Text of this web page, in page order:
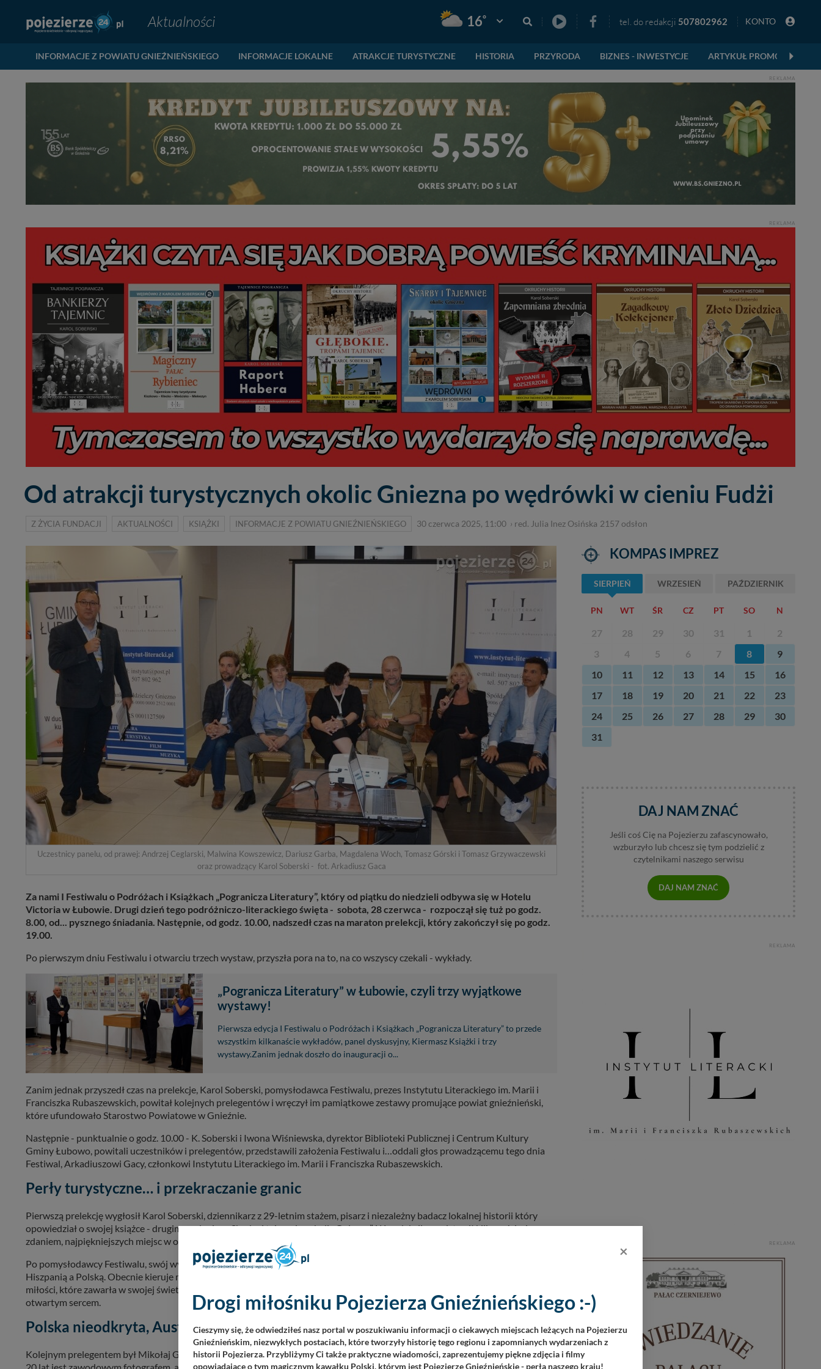
Aktualności 16° Pogoda: Gniezno tel. do redakcji 507802962 KONTO
INFORMACJE Z POWIATU GNIEŹNIEŃSKIEGO INFORMACJE LOKALNE ATRAKCJE TURYSTYCZNE HISTORIA PRZYRODA BIZNES - INWESTYCJE ARTYKUŁ PROMOCYJNY
REKLAMA
REKLAMA
Od atrakcji turystycznych okolic Gniezna po wędrówki w cieniu Fudżi
Z ŻYCIA FUNDACJI AKTUALNOŚCI KSIĄŻKI INFORMACJE Z POWIATU GNIEŹNIEŃSKIEGO 30 czerwca 2025, 11:00 › red. Julia Inez Osińska 2157 odsłon
Uczestnicy panelu, od prawej: Andrzej Ceglarski, Malwina Kowszewicz, Dariusz Garba, Magdalena Woch, Tomasz Górski i Tomasz Grzywaczewski
oraz prowadzący Karol Soberski - fot. Arkadiusz Gaca
Za nami I Festiwalu o Podróżach i Książkach „Pogranicza Literatury”, który od piątku do niedzieli odbywa się w Hotelu
Victoria w Łubowie. Drugi dzień tego podróżniczo-literackiego święta - sobota, 28 czerwca - rozpoczął się tuż po godz.
8.00, od... pysznego śniadania. Następnie, od godz. 10.00, nadszedł czas na maraton prelekcji, który zakończył się po godz.
19.00.
Po pierwszym dniu Festiwalu i otwarciu trzech wystaw, przyszła pora na to, na co wszyscy czekali - wykłady.
„Pogranicza Literatury” w Łubowie, czyli trzy wyjątkowe
wystawy!
Pierwsza edycja I Festiwalu o Podróżach i Książkach „Pogranicza Literatury” to przede
wszystkim kilkanaście wykładów, panel dyskusyjny, Kiermasz Książki i trzy
wystawy.Zanim jednak doszło do inauguracji o...
Zanim jednak przyszedł czas na prelekcje, Karol Soberski, pomysłodawca Festiwalu, prezes Instytutu Literackiego im. Marii i
Franciszka Rubaszewskich, powitał kolejnych prelegentów i wręczył im pamiątkowe zestawy promujące powiat gnieźnieński,
które ufundowało Starostwo Powiatowe w Gnieźnie.
Następnie - punktualnie o godz. 10.00 - K. Soberski i Iwona Wiśniewska, dyrektor Biblioteki Publicznej i Centrum Kultury
Gminy Łubowo, powitali uczestników i prelegentów, przedstawili założenia Festiwalu i…oddali głos prowadzącemu tego dnia
Festiwal, Arkadiuszowi Gacy, członkowi Instytutu Literackiego im. Marii i Franciszka Rubaszewskich.
Perły turystyczne… i przekraczanie granic
Pierwszą prelekcję wygłosił Karol Soberski, dziennikarz z 29-letnim stażem, pisarz i niezależny badacz lokalnej historii który
opowiedział o swojej książce - drugim wydaniu - „Skarby i tajemnice okolic Gniezna”. W prelekcji przedstawił kilkanaście, jego
zdaniem, najpiękniejszych miejsc w okolicach Gniezna.
Po pomysłodawcy Festiwalu, swój wykład miała Malwina Kowszewicz, dziennikarka i pisarka, która dzieli swoje życie między
Hiszpanią a Polską. Obecnie kieruje magazynem „Luxury Boutique”. Opowiedział ona o przekraczanie granic w podróży i w
miłości, które zawarła w swojej świetnej książce pt. „Jej życie”. Książka to podróż przez świat z otwartymi oczami i przez życie z
otwartym sercem.
Polska nieodkryta, Australia z oddechem…
Kolejnym prelegentem był Mikołaj Gospodarek, który zaprezentował wykład pt.„Polska nieodkryta”. M. Gospodarek od prawie
KOMPAS IMPREZ
SIERPIEŃ WRZESIEŃ PAŹDZIERNIK
PN WT ŚR CZ PT SO N
27 28 29 30 31 1
2
3
4 5 6 7 8
9
10
11 12 13 14 15
16
17
18 19 20 21 22
23
24
25 26 27 28 29
30
31
DAJ NAM ZNAĆ
Jeśli coś Cię na Pojezierzu zafascynowało,
wzburzyło lub chcesz się tym podzielić z
czytelnikami naszego serwisu
DAJ NAM ZNAĆ
REKLAMA
REKLAMA
×
Drogi miłośniku Pojezierza Gnieźnieńskiego :-)
Cieszymy się, że odwiedziłeś nasz portal w poszukiwaniu informacji o ciekawych miejscach leżących na Pojezierzu
Gnieźnieńskim, niezwykłych postaciach, które tworzyły historię tego regionu i zapomnianych wydarzeniach z
historii Pojezierza. Przybliżymy Ci także praktyczne wiadomości, zaprezentujemy piękne zdjęcia i filmy
opowiadające o tym magicznym kawałku Polski, którym jest Pojezierze Gnieźnieńskie - perła naszego kraju!